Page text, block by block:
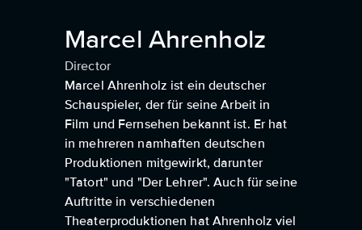
Marcel Ahrenholz
Director
Marcel Ahrenholz ist ein deutscher
Schauspieler, der für seine Arbeit in
Film und Fernsehen bekannt ist. Er hat
in mehreren namhaften deutschen
Produktionen mitgewirkt, darunter
"Tatort" und "Der Lehrer". Auch für seine
Auftritte in verschiedenen
Theaterproduktionen hat Ahrenholz viel